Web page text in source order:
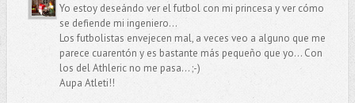
Yo estoy deseándo ver el futbol con mi princesa y ver cómo
se defiende mi ingeniero...
Los futbolistas envejecen mal, a veces veo a alguno que me
parece cuarentón y es bastante más pequeño que yo... Con
los del Athleric no me pasa... ;-)
Aupa Atleti!!